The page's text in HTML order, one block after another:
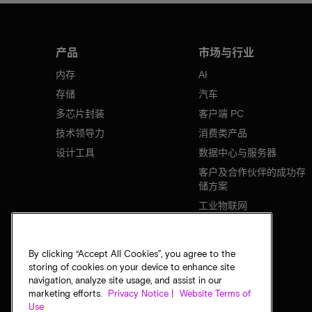
产品
内存
存储
多芯片封装
技术领导力
设计工具
市场与行业
AI
汽车
客户端 PC
消费类产品
数据中心与服务器
客户及合作伙伴的成功存
储方案
工业物联网
By clicking “Accept All Cookies”, you agree to the
storing of cookies on your device to enhance site
navigation, analyze site usage, and assist in our
marketing efforts.
Privacy Notice |
Website Terms of
Use